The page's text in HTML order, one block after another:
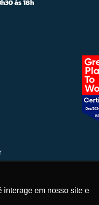
interage em nosso site e
às 18h